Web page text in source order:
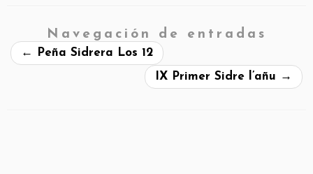
Navegación de entradas
←
Peña Sidrera Los 12
IX Primer Sidre l’añu →